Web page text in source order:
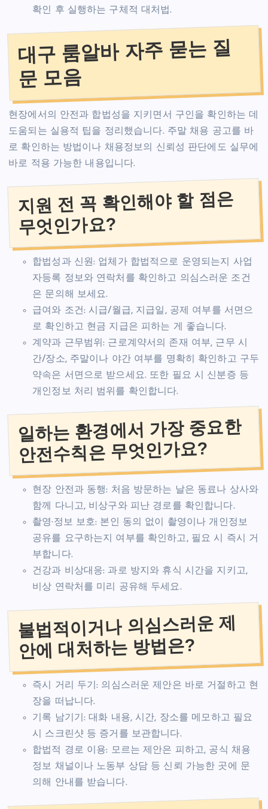
확인 후 실행하는 구체적 대처법.
대구 룸알바 자주 묻는 질
문 모음
현장에서의 안전과 합법성을 지키면서 구인을 확인하는 데
도움되는 실용적 팁을 정리했습니다. 주말 채용 공고를 바
로 확인하는 방법이나 채용정보의 신뢰성 판단에도 실무에
바로 적용 가능한 내용입니다.
지원 전 꼭 확인해야 할 점은
무엇인가요?
합법성과 신원: 업체가 합법적으로 운영되는지 사업
자등록 정보와 연락처를 확인하고 의심스러운 조건
은 문의해 보세요.
급여와 조건: 시급/월급, 지급일, 공제 여부를 서면으
로 확인하고 현금 지급은 피하는 게 좋습니다.
계약과 근무범위: 근로계약서의 존재 여부, 근무 시
간/장소, 주말이나 야간 여부를 명확히 확인하고 구두
약속은 서면으로 받으세요. 또한 필요 시 신분증 등
개인정보 처리 범위를 확인합니다.
일하는 환경에서 가장 중요한
안전수칙은 무엇인가요?
현장 안전과 동행: 처음 방문하는 날은 동료나 상사와
함께 다니고, 비상구와 피난 경로를 확인합니다.
촬영·정보 보호: 본인 동의 없이 촬영이나 개인정보
공유를 요구하는지 여부를 확인하고, 필요 시 즉시 거
부합니다.
건강과 비상대응: 과로 방지와 휴식 시간을 지키고,
비상 연락처를 미리 공유해 두세요.
불법적이거나 의심스러운 제
안에 대처하는 방법은?
즉시 거리 두기: 의심스러운 제안은 바로 거절하고 현
장을 떠납니다.
기록 남기기: 대화 내용, 시간, 장소를 메모하고 필요
시 스크린샷 등 증거를 보관합니다.
합법적 경로 이용: 모르는 제안은 피하고, 공식 채용
정보 채널이나 노동부 상담 등 신뢰 가능한 곳에 문
의해 안내를 받습니다.